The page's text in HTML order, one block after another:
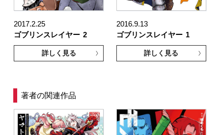
2017.2.25
ゴブリンスレイヤー 2
詳しく見る
2016.9.13
ゴブリンスレイヤー 1
詳しく見る
著者の関連作品